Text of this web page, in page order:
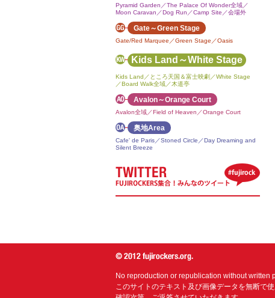
Pyramid Garden／The Palace Of Wonder全域／
Moon Caravan／Dog Run／Camp Site／会場外
Gate～Green Stage
Gate/Red Marquee／Green Stage／Oasis
Kids Land～White Stage
Kids Land／ところ天国＆富士映劇／White Stage
／Board Walk全域／木道亭
Avalon～Orange Court
Avalon全域／Field of Heaven／Orange Court
奥地Area
Cafe' de Paris／Stoned Circle／Day Dreaming and
Silent Breeze
No reproduction or republication without
このサイトのテキスト及び画像データを無断で